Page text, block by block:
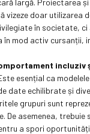
vizeze doar utilizarea
în societate,
în mod activ cursanții,
incluziv
esențial ca
date echilibrate și
grupuri sunt
De asemenea, trebuie
a spori